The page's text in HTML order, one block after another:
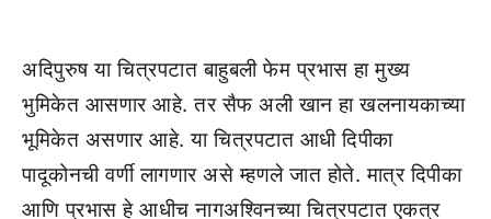
अदिपुरुष या चित्रपटात बाहुबली फेम प्रभास हा मुख्य
भुमिकेत आसणार आहे. तर सैफ अली खान हा खलनायकाच्या
भूमिकेत असणार आहे. या चित्रपटात आधी दिपीका
पादूकोनची वर्णी लागणार असे म्हणले जात होते. मात्र दिपीका
आणि प्रभास हे आधीच नागअश्विनच्या चित्रपटात एकत्र